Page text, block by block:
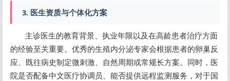
3. 医生资质与个体化方案
主诊医生的教育背景、执业年限以及在高龄患者治疗方面
的经验至关重要。优秀的生殖内分泌专家会根据患者的卵巢反
应、既往病史制定微刺激、自然周期或常规长方案。同时，医
院是否配备中文医疗协调员、能否提供远程监测服务，对于国